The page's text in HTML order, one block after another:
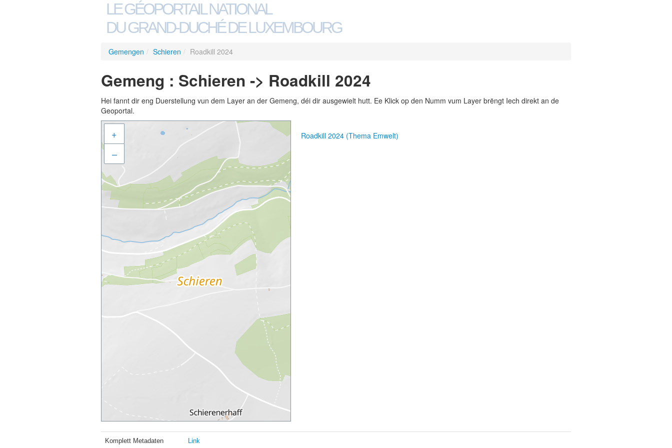
LE GÉOPORTAIL NATIONAL
DU GRAND-DUCHÉ DE LUXEMBOURG
Gemengen / Schieren / Roadkill 2024
Gemeng : Schieren -> Roadkill 2024
Hei fannt dir eng Duerstellung vun dem Layer an der Gemeng, déi dir ausgewielt hutt. Ee Klick op den Numm vum Layer brëngt Iech direkt an de
Geoportal.
+
–
Roadkill 2024 (Thema Emwelt)
Komplett Metadaten Link